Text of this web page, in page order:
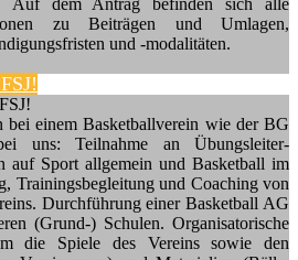
zu Beiträgen und Umlagen,
und -modalitäten.
bei einem Basketballverein wie der BG
uns: Teilnahme an Übungsleiter-
auf Sport allgemein und Basketball im
Trainingsbegleitung und Coaching von
Durchführung einer Basketball AG
(Grund-) Schulen. Organisatorische
die Spiele des Vereins sowie den